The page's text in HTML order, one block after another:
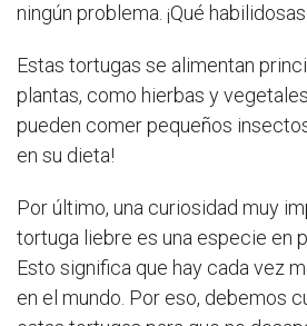
ningún problema. ¡Qué
Estas tortugas se alimentan
plantas, como hierbas y
pueden comer pequeños
en su dieta!
Por último, una curiosidad muy
tortuga liebre es una especie en
Esto significa que hay cada vez
en el mundo. Por eso, debemos